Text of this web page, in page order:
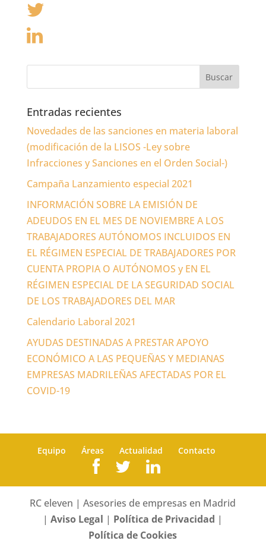
Entradas recientes
Novedades de las sanciones en materia laboral
(modificación de la LISOS -Ley sobre
Infracciones y Sanciones en el Orden Social-)
Campaña Lanzamiento especial 2021
INFORMACIÓN SOBRE LA EMISIÓN DE
ADEUDOS EN EL MES DE NOVIEMBRE A LOS
TRABAJADORES AUTÓNOMOS INCLUIDOS EN
EL RÉGIMEN ESPECIAL DE TRABAJADORES POR
CUENTA PROPIA O AUTÓNOMOS y EN EL
RÉGIMEN ESPECIAL DE LA SEGURIDAD SOCIAL
DE LOS TRABAJADORES DEL MAR
Calendario Laboral 2021
AYUDAS DESTINADAS A PRESTAR APOYO
ECONÓMICO A LAS PEQUEÑAS Y MEDIANAS
EMPRESAS MADRILEÑAS AFECTADAS POR EL
COVID-19
Equipo Áreas Actualidad Contacto
RC eleven | Asesories de empresas en Madrid
|Aviso Legal | Política de Privacidad |
Política de Cookies